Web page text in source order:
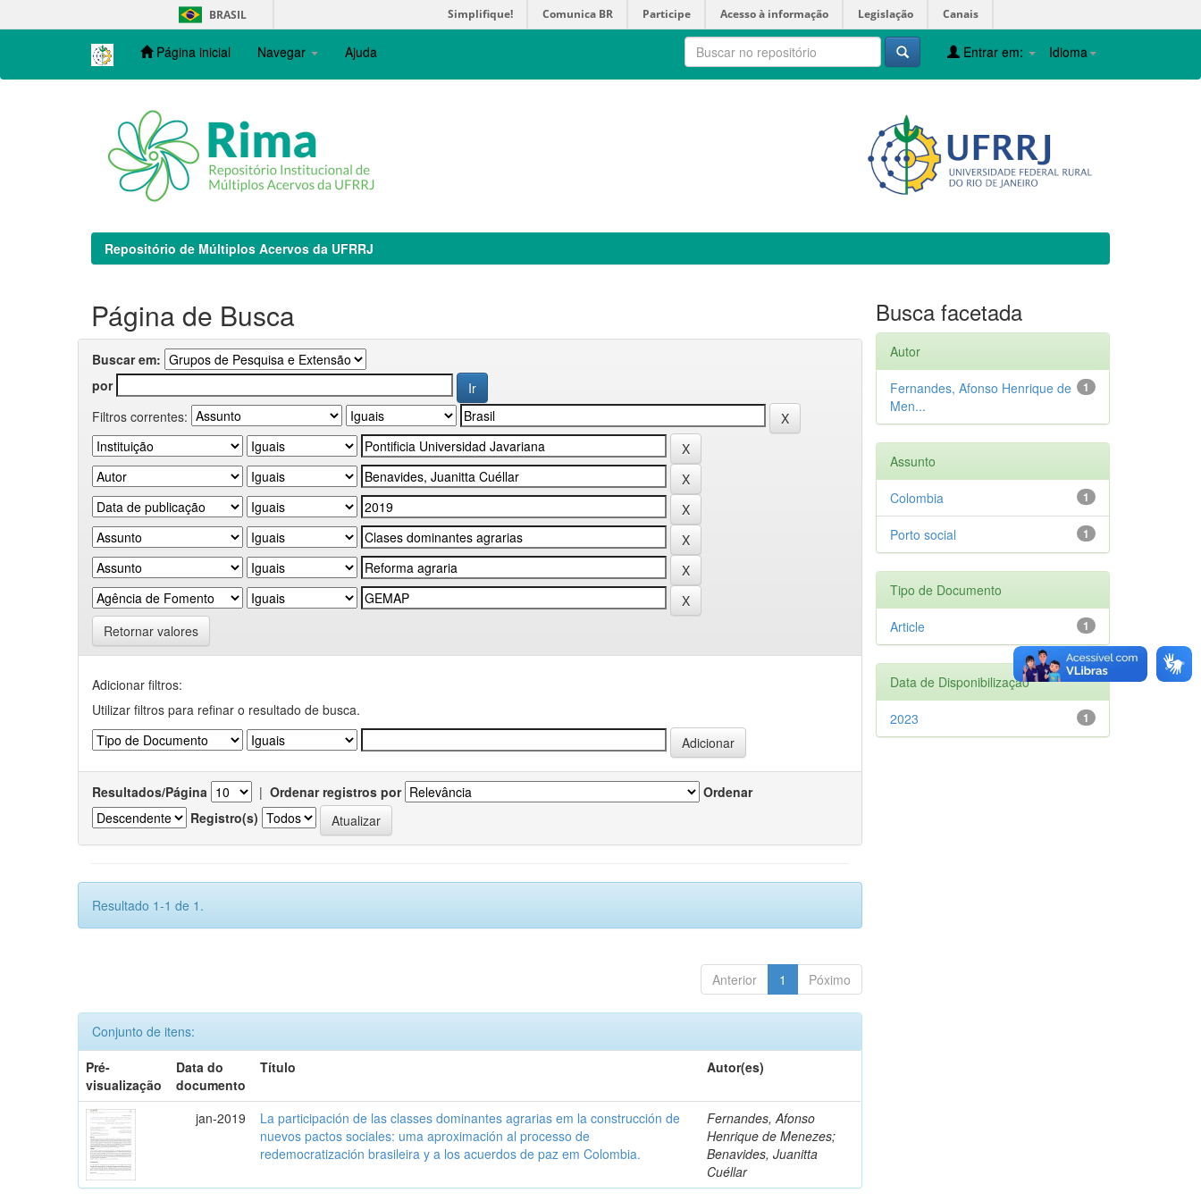
navigation
BRASIL Simplifique! Comunica BR Participe Acesso à informação Legislação Canais
Página inicial Navegar Ajuda Idioma
Entrar em:
Repositório de Múltiplos Acervos da UFRRJ
Página de Busca
Buscar em:
por
Filtros correntes:
Retornar valores
Adicionar filtros:
Utilizar filtros para refinar o resultado de busca.
Resultados/Página | Ordenar registros por
Ordenar
Registro(s)
Resultado 1-1 de 1.
Anterior 1 Póximo
Conjunto de itens:
Pré-
visualização
Data do
documento
Título Autor(es)
jan-2019
La participación de las classes dominantes agrarias em la construcción de
nuevos pactos sociales: uma aproximación al processo de
redemocratización brasileira y a los acuerdos de paz em Colombia.
Fernandes, Afonso
Henrique de Menezes;
Benavides, Juanitta
Cuéllar
Busca facetada
Autor
1
Fernandes, Afonso Henrique de
Men...
Assunto
1
Colombia
1
Porto social
Tipo de Documento
1
Article
Data de Disponibilização
1
2023